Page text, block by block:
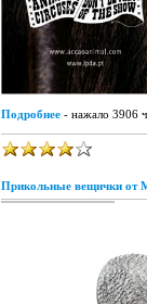
Подробнее - нажало 3906
Прикольные вещички от